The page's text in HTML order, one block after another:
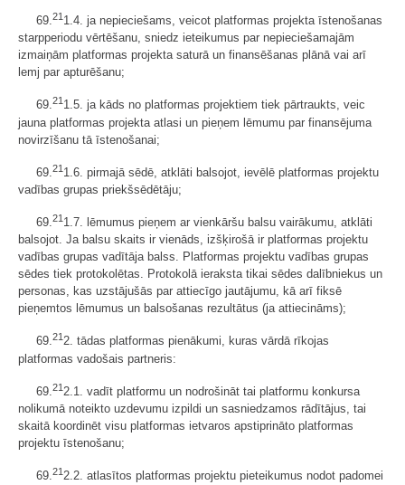
69.21 1.4. ja nepieciešams, veicot platformas projekta īstenošanas
starpperiodu vērtēšanu, sniedz ieteikumus par nepieciešamajām
izmaiņām platformas projekta saturā un finansēšanas plānā vai arī
lemj par apturēšanu;
69.211.5. ja kāds no platformas projektiem tiek pārtraukts, veic
jauna platformas projekta atlasi un pieņem lēmumu par finansējuma
novirzīšanu tā īstenošanai;
69.21 1.6. pirmajā sēdē, atklāti balsojot, ievēlē platformas projektu
vadības grupas priekšsēdētāju;
69.21 1.7. lēmumus pieņem ar vienkāršu balsu vairākumu, atklāti
balsojot. Ja balsu skaits ir vienāds, izšķirošā ir platformas projektu
vadības grupas vadītāja balss. Platformas projektu vadības grupas
sēdes tiek protokolētas. Protokolā ieraksta tikai sēdes dalībniekus un
personas, kas uzstājušās par attiecīgo jautājumu, kā arī fiksē
pieņemtos lēmumus un balsošanas rezultātus (ja attiecināms);
69.212. tādas platformas pienākumi, kuras vārdā rīkojas
platformas vadošais partneris:
69.212.1. vadīt platformu un nodrošināt tai platformu konkursa
nolikumā noteikto uzdevumu izpildi un sasniedzamos rādītājus, tai
skaitā koordinēt visu platformas ietvaros apstiprināto platformas
projektu īstenošanu;
69.212.2. atlasītos platformas projektu pieteikumus nodot padomei